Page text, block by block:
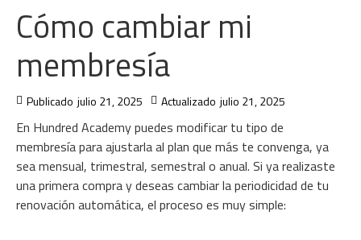
Cómo cambiar mi
membresía
Publicado julio 21, 2025 Actualizado julio 21, 2025
En Hundred Academy puedes modificar tu tipo de
membresía para ajustarla al plan que más te convenga, ya
sea mensual, trimestral, semestral o anual. Si ya realizaste
una primera compra y deseas cambiar la periodicidad de tu
renovación automática, el proceso es muy simple: